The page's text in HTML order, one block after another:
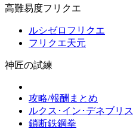
高難易度フリクエ
ルシゼロフリクエ
フリクエ天元
神匠の試練
攻略/報酬まとめ
ルクス･イン･デネブリス
鎖断鉄鋼拳